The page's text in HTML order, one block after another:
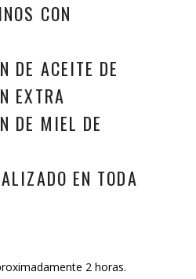
CON
DE ACEITE DE
EXTRA
DE MIEL DE
EN TODA
2 horas.